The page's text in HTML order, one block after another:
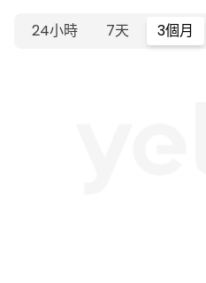
24小時 7天 3個月